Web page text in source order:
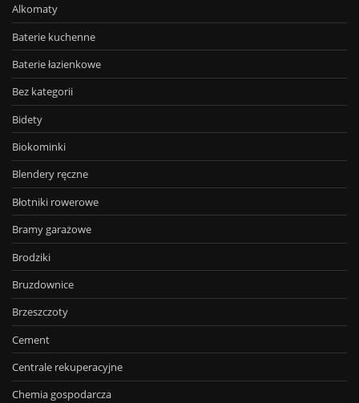
Alkomaty
Baterie kuchenne
Baterie łazienkowe
Bez kategorii
Bidety
Biokominki
Blendery ręczne
Błotniki rowerowe
Bramy garażowe
Brodziki
Bruzdownice
Brzeszczoty
Cement
Centrale rekuperacyjne
Chemia gospodarcza